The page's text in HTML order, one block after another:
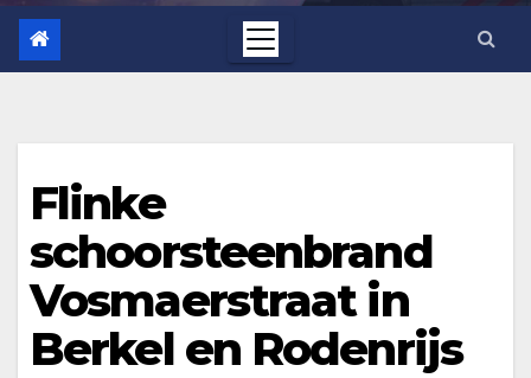
Flinke
schoorsteenbrand
Vosmaerstraat in
Berkel en Rodenrijs